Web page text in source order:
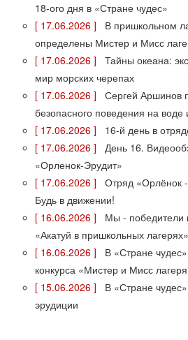
18-ого дня в «Стране чудес»
[ 17.06.2026 ]
В пришкольном
определены Мистер и Мисс
[ 17.06.2026 ]
Тайны океана:
мир морских черепах
[ 17.06.2026 ]
Сергей Аршинов
безопасного поведения на
[ 17.06.2026 ]
16-й день в
[ 17.06.2026 ]
День 16.
«Орленок-Эрудит»
[ 17.06.2026 ]
Отряд «Орлёнок
Будь в движении!
[ 16.06.2026 ]
Мы - победители
«Акатуй в пришкольных лагерях»
[ 16.06.2026 ]
В «Стране
конкурса «Мистер и Мисс
[ 15.06.2026 ]
В «Стране
эрудиции